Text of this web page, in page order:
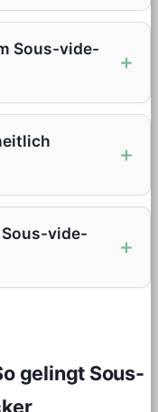
Sous-vide-
vide-
gelingt Sous-